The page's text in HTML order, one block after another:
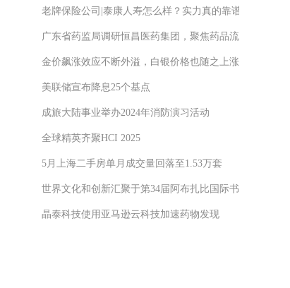
老牌保险公司|泰康人寿怎么样？实力真的靠谱吗？
广东省药监局调研恒昌医药集团，聚焦药品流通产业高
金价飙涨效应不断外溢，白银价格也随之上涨
美联储宣布降息25个基点
成旅大陆事业举办2024年消防演习活动
全球精英齐聚HCI 2025
5月上海二手房单月成交量回落至1.53万套
世界文化和创新汇聚于第34届阿布扎比国际书展
晶泰科技使用亚马逊云科技加速药物发现